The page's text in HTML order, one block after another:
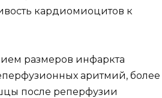
кардиомиоцитов к
размеров инфаркта
аритмий, более
после реперфузии